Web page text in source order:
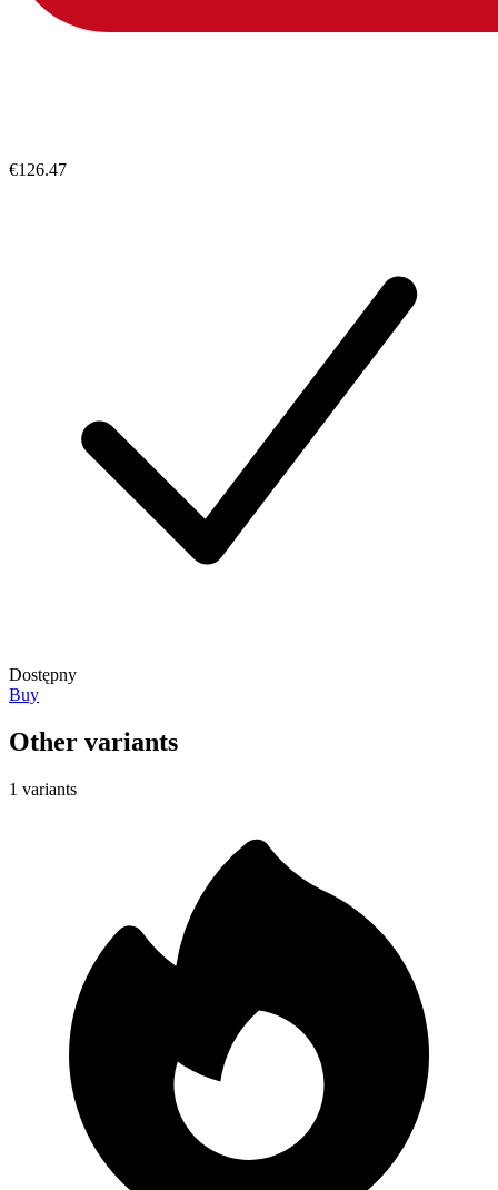
€126.47
Dostępny
Buy
Other variants
1 variants